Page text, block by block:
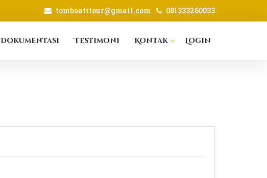
tomboatitour@gmail.com 081333260033
Dokumentasi Testimoni Kontak Login